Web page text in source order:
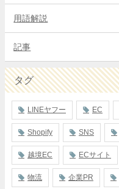
用語解説
記事
タグ
LINEヤフー EC
Shopify SNS
越境EC ECサイト
物流 企業PR